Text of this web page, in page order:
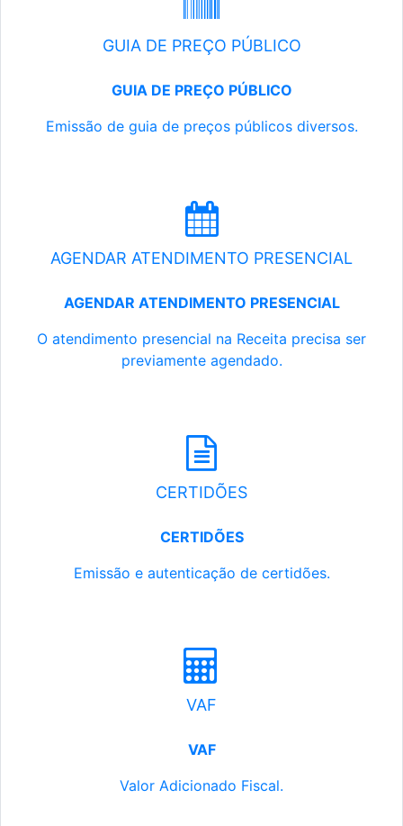
GUIA DE PREÇO PÚBLICO
GUIA DE PREÇO PÚBLICO
Emissão de guia de preços públicos diversos.
AGENDAR ATENDIMENTO PRESENCIAL
AGENDAR ATENDIMENTO PRESENCIAL
O atendimento presencial na Receita precisa ser
previamente agendado.
CERTIDÕES
CERTIDÕES
Emissão e autenticação de certidões.
VAF
VAF
Valor Adicionado Fiscal.